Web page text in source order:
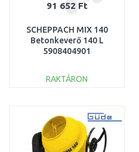
91 652 Ft
SCHEPPACH MIX 140
Betonkeverő 140 L
5908404901
RAKTÁRON
Összehasonlítás